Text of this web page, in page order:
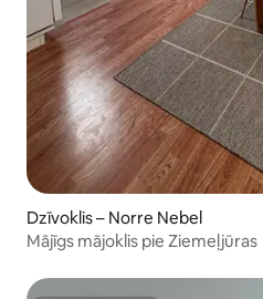
Dzīvoklis – Norre Nebel
Mājīgs mājoklis pie Ziemeļjūras